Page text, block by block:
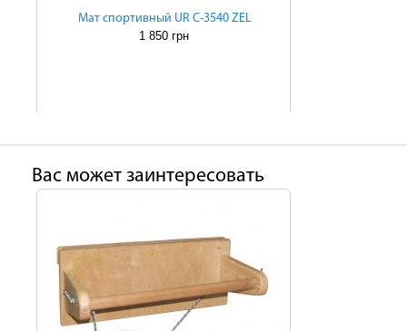
Мат спортивный UR C-3540 ZEL
1 850 грн
Ваc может заинтересовать